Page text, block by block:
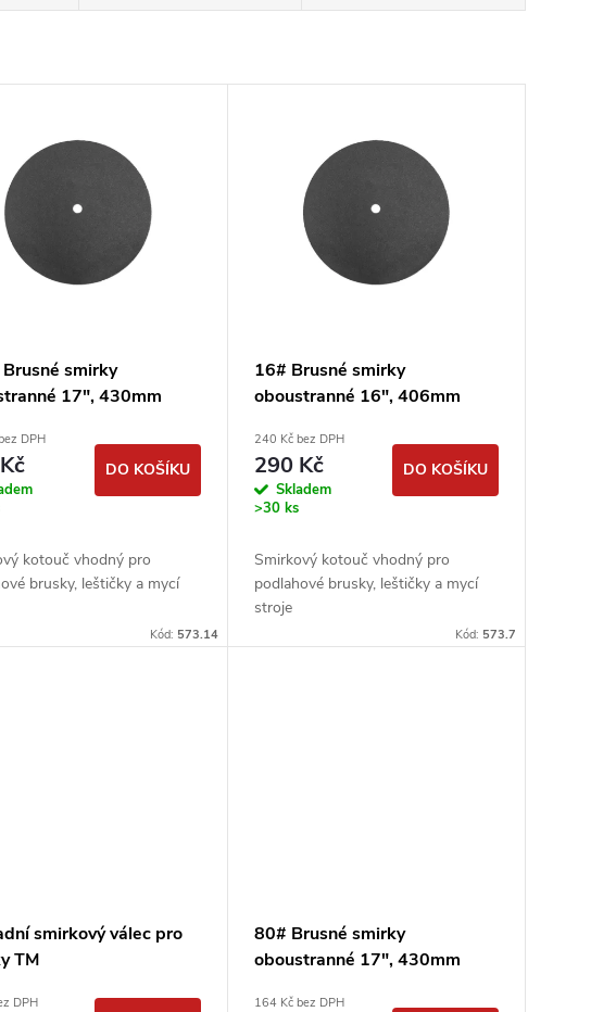
smirky
17", 430mm
DPH
DO KOŠÍKU
kotouč vhodný pro
brusky, leštičky a mycí
Kód: 573.14
16# Brusné smirky
oboustranné 16", 406mm
podlahářské
240 Kč bez DPH
290 Kč
Skladem
>30 ks
DO KOŠÍKU
Smirkový kotouč vhodný pro
podlahové brusky, leštičky a mycí
stroje
Kód: 573.7
smirkový válec pro
TM
DPH
80# Brusné smirky
oboustranné 17", 430mm
164 Kč bez DPH